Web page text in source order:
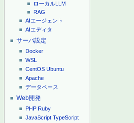
ローカルLLM
RAG
AIエージェント
AIエディタ
サーバ設定
Docker
WSL
CentOS Ubuntu
Apache
データベース
Web開発
PHP Ruby
JavaScript TypeScript